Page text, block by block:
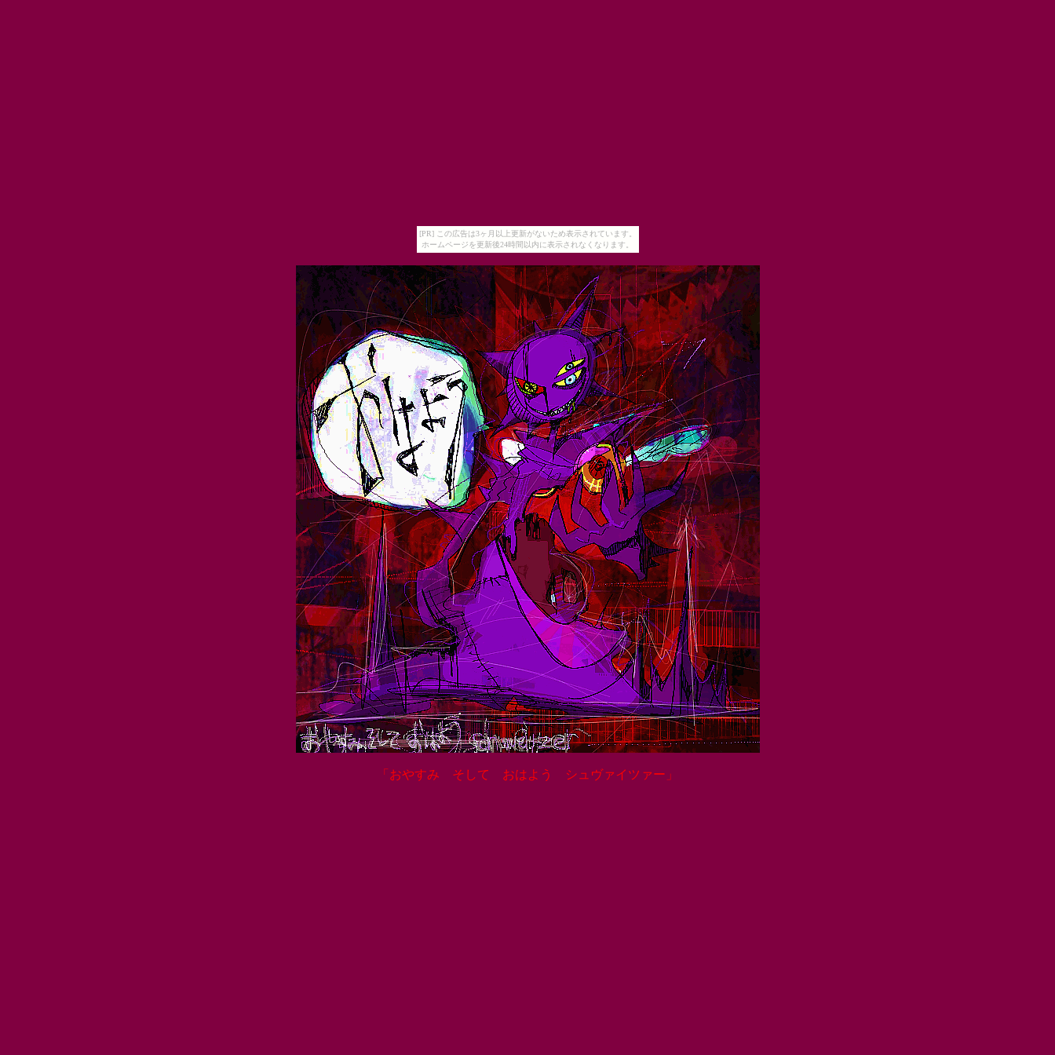
[PR] この広告は3ヶ月以上更新がないため表示されています。
ホームページを更新後24時間以内に表示されなくなります。
「おやすみ そして おはよう シュヴァイツァー」